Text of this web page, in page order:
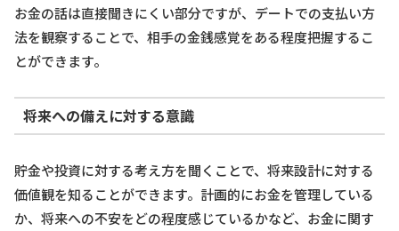
お金の話は直接聞きにくい部分ですが、デートでの支払い方
法を観察することで、相手の金銭感覚をある程度把握するこ
とができます。
将来への備えに対する意識
貯金や投資に対する考え方を聞くことで、将来設計に対する
価値観を知ることができます。計画的にお金を管理している
か、将来への不安をどの程度感じているかなど、お金に関す